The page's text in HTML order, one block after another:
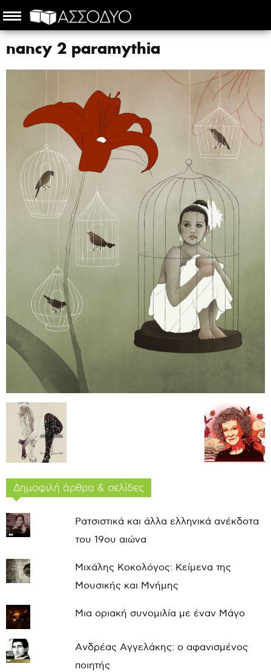
nancy 2 paramythia
Δημοφιλή άρθρα & σελίδες
Ρατσιστικά και άλλα ελληνικά ανέκδοτα
του 19ου αιώνα
Μιχάλης Κοκολόγος: Κείμενα της
Μουσικής και Μνήμης
Μια οριακή συνομιλία με έναν Μάγο
Ανδρέας Αγγελάκης: ο αφανισμένος
ποιητής